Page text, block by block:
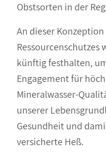
Obstsorten in der
An dieser
Ressourcenschutzes
künftig festhalten,
Engagement für
Mineralwasser-
unserer
Gesundheit und
versicherte Heß.